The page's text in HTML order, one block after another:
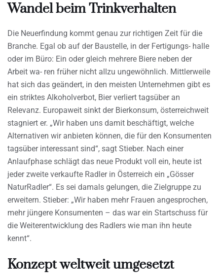
Wandel beim Trinkverhalten
Die Neuerfindung kommt genau zur richtigen Zeit für die
Branche. Egal ob auf der Baustelle, in der Fertigungs- halle
oder im Büro: Ein oder gleich mehrere Biere neben der
Arbeit wa- ren früher nicht allzu ungewöhnlich. Mittlerweile
hat sich das geändert, in den meisten Unternehmen gibt es
ein striktes Alkoholverbot, Bier verliert tagsüber an
Relevanz. Europaweit sinkt der Bierkonsum, österreichweit
stagniert er. „Wir haben uns damit beschäftigt, welche
Alternativen wir anbieten können, die für den Konsumenten
tagsüber interessant sind“, sagt Stieber. Nach einer
Anlaufphase schlägt das neue Produkt voll ein, heute ist
jeder zweite verkaufte Radler in Österreich ein „Gösser
NaturRadler“. Es sei damals gelungen, die Zielgruppe zu
erweitern. Stieber: „Wir haben mehr Frauen angesprochen,
mehr jüngere Konsumenten – das war ein Startschuss für
die Weiterentwicklung des Radlers wie man ihn heute
kennt“.
Konzept weltweit umgesetzt